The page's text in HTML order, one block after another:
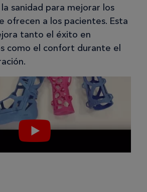
sanidad para mejorar los
ofrecen a los pacientes. Esta
tanto el éxito en
como el confort durante el